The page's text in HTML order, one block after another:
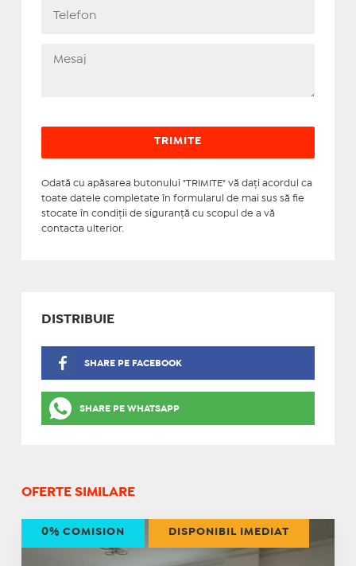
Odată cu apăsarea butonului "TRIMITE" vă daţi acordul ca
toate datele completate în formularul de mai sus să fie
stocate în condiţii de siguranţă cu scopul de a vă
contacta ulterior.
DISTRIBUIE
SHARE PE FACEBOOK
SHARE PE WHATSAPP
OFERTE SIMILARE
0% COMISION DISPONIBIL IMEDIAT